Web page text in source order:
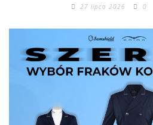
27 lipca 2026 0